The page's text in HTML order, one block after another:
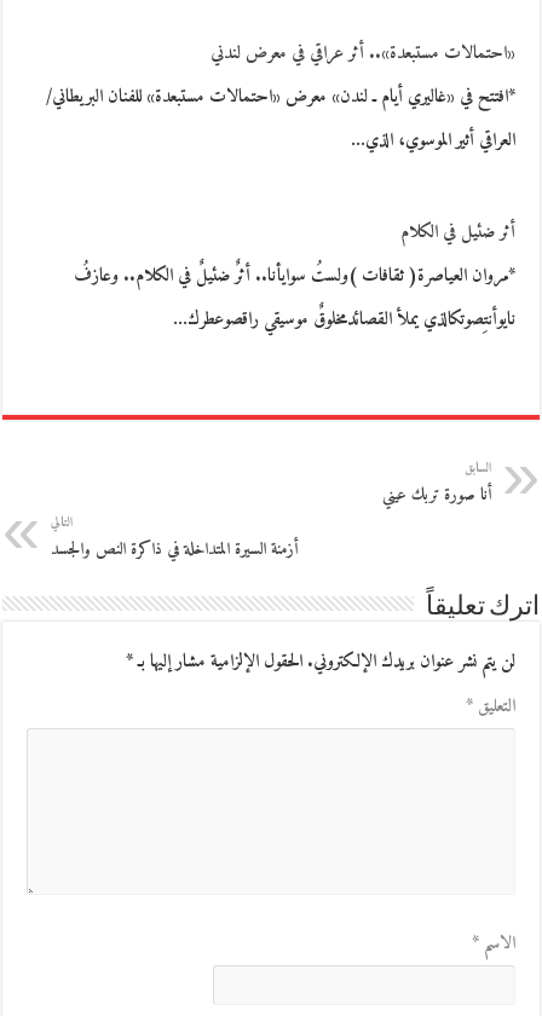
«احتمالات مستبعدة».. أثر عراقي في معرض لندني
*افتتح في «غاليري أيام ـ لندن» معرض «احتمالات مستبعدة» للفنان البريطاني/
العراقي أثير الموسوي، الذي…
أثر ضئيل في الكلام
*مروان العياصرة( ثقافات )ولستُ سوايأنا.. أثرٌ ضئيلٌ في الكلام.. وعازفُ
نايوأنتِصوتكالذي يملأ القصائدمخلوقٌ موسيقي راقصوعطرك…
السابق
أنا صورة تربك عيني
التالي
أزمنة السيرة المتداخلة في ذاكرة النص والجسد
اترك تعليقاً
لن يتم نشر عنوان بريدك الإلكتروني.الحقول الإلزامية مشار إليها بـ*
التعليق*
الاسم*